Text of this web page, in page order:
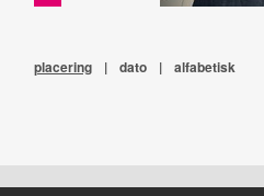
placering | dato | alfabetisk